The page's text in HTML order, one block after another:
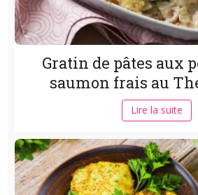
Gratin de pâtes aux
saumon frais au
Lire la suite